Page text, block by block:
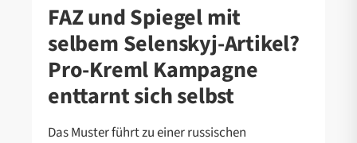
FAZ und Spiegel mit
selbem Selenskyj-Artikel?
Pro-Kreml Kampagne
enttarnt sich selbst
Das Muster führt zu einer russischen